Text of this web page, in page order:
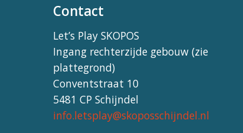
Contact
Let’s Play SKOPOS
Ingang rechterzijde gebouw (zie
plattegrond)
Conventstraat 10
5481 CP Schijndel
info.letsplay@skoposschijndel.nl